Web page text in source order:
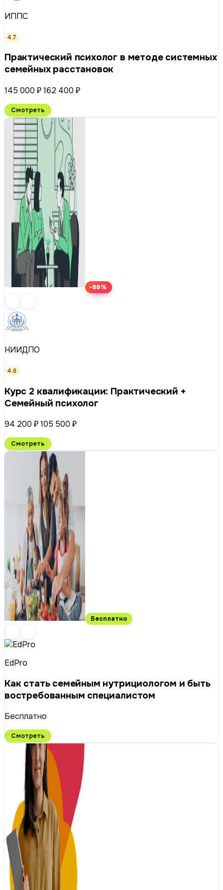
ИППС
4.7
Практический психолог в методе системных
семейных расстановок
145 000 ₽162 400 ₽
Смотреть
-89%
НИИДПО
4.6
Курс 2 квалификации: Практический +
Семейный психолог
94 200 ₽105 500 ₽
Смотреть
Бесплатно
EdPro
Как стать семейным нутрициологом и быть
востребованным специалистом
Бесплатно
Смотреть